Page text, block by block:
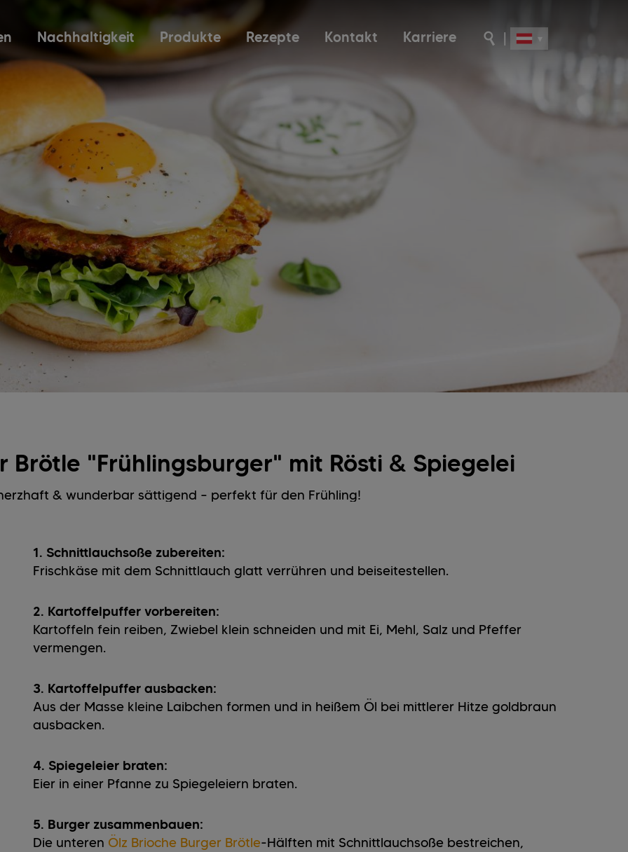
Nachhaltigkeit Produkte Rezepte Kontakt Karriere
Brötle "Frühlingsburger" mit Rösti & Spiegelei
& wunderbar sättigend – perfekt für den Frühling!
1. Schnittlauchsoße zubereiten:
Frischkäse mit dem Schnittlauch glatt verrühren und beiseitestellen.
2. Kartoffelpuffer vorbereiten:
Kartoffeln fein reiben, Zwiebel klein schneiden und mit Ei, Mehl, Salz und Pfeffer
vermengen.
3. Kartoffelpuffer ausbacken:
Aus der Masse kleine Laibchen formen und in heißem Öl bei mittlerer Hitze goldbraun
ausbacken.
4. Spiegeleier braten:
Eier in einer Pfanne zu Spiegeleiern braten.
5. Burger zusammenbauen:
Die unteren Ölz Brioche Burger Brötle-Hälften mit Schnittlauchsoße bestreichen,